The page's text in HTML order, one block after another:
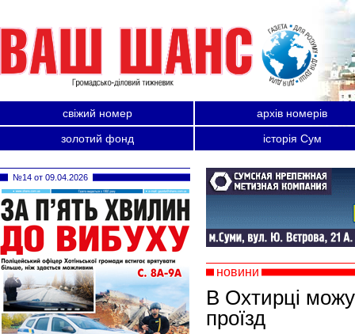
свіжий номер
архів номерів
золотий фонд
історія Сум
новини
В Охтирці
проїзд
№14 от 09.04.2026